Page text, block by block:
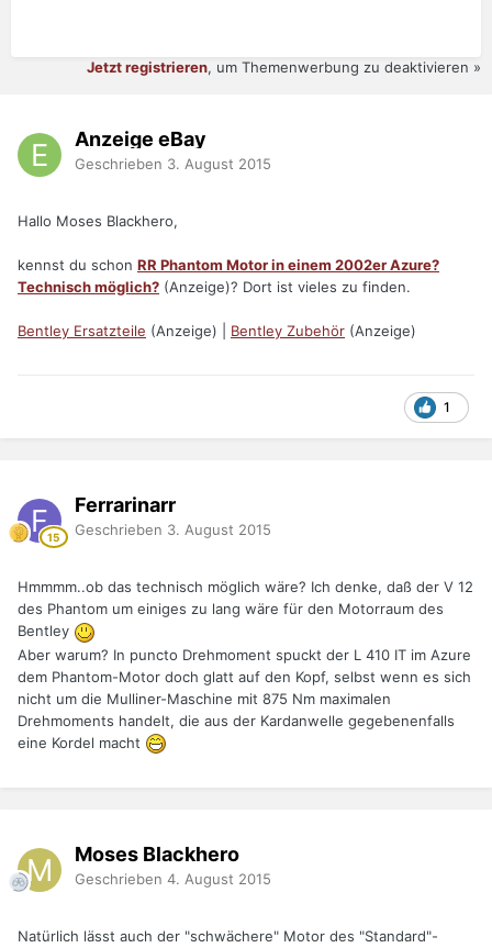
Jetzt registrieren, um Themenwerbung zu deaktivieren »
Anzeige eBay
Geschrieben 3. August 2015
Hallo Moses Blackhero,
kennst du schon RR Phantom Motor in einem 2002er Azure?
Technisch möglich? (Anzeige)? Dort ist vieles zu finden.
Bentley Ersatzteile (Anzeige) | Bentley Zubehör (Anzeige)
1
Ferrarinarr
Geschrieben 3. August 2015
Hmmmm..ob das technisch möglich wäre? Ich denke, daß der V 12
des Phantom um einiges zu lang wäre für den Motorraum des
Bentley
Aber warum? In puncto Drehmoment spuckt der L 410 IT im Azure
dem Phantom-Motor doch glatt auf den Kopf, selbst wenn es sich
nicht um die Mulliner-Maschine mit 875 Nm maximalen
Drehmoments handelt, die aus der Kardanwelle gegebenenfalls
eine Kordel macht
Moses Blackhero
Geschrieben 4. August 2015
Natürlich lässt auch der "schwächere" Motor des "Standard"-